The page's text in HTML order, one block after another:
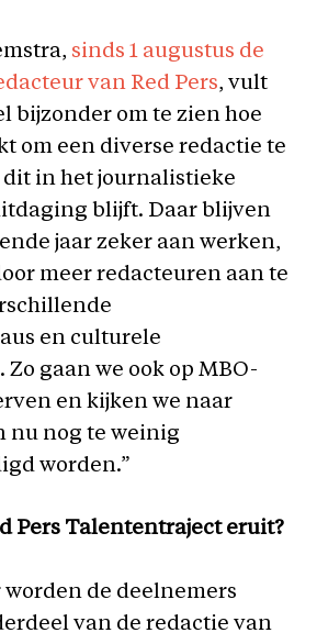
sinds 1 augustus de
van Red Pers, vult
bijzonder om te zien hoe
om een diverse redactie te
in het journalistieke
blijft. Daar blijven
jaar zeker aan werken,
meer redacteuren aan te
en culturele
gaan we ook op MBO-
en kijken we naar
nu nog te weinig
worden.”
Pers Talententraject eruit?
worden de deelnemers
van de redactie van